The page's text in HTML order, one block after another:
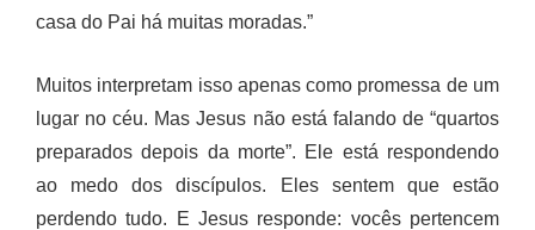
casa do Pai há muitas moradas.”
Muitos interpretam isso apenas como promessa de um
lugar no céu. Mas Jesus não está falando de “quartos
preparados depois da morte”. Ele está respondendo
ao medo dos discípulos. Eles sentem que estão
perdendo tudo. E Jesus responde: vocês pertencem